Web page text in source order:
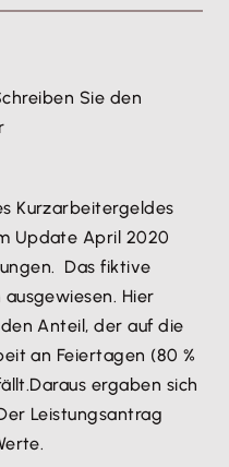
Sie den
Kurzarbeitergeldes
Update April 2020
Das fiktive
Hier
Anteil, der auf die
an Feiertagen (80 %
ergaben sich
Leistungsantrag